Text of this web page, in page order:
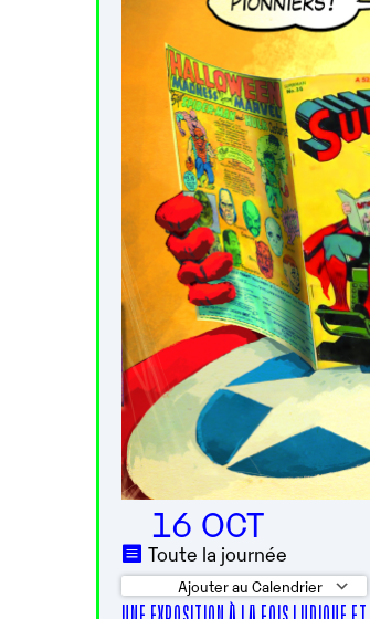
16 OCT
Toute la journée
Ajouter au Calendrier